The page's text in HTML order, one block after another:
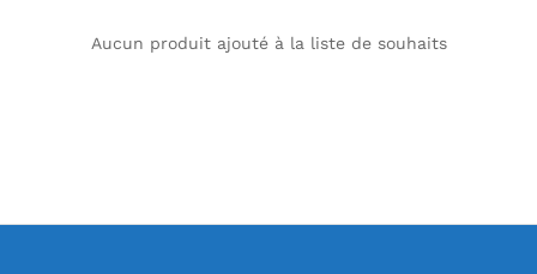
Aucun produit ajouté à la liste de souhaits